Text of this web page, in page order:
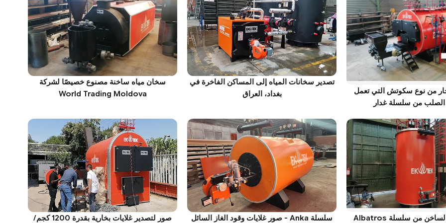
من نوع سكوتش التي تعمل
الصلب من سلسلة غدار
تصدير سخانات المياه إلى المساكن الفاخرة في
بغداد، العراق
سخان مياه ساخنة مصنوع خصيصًا لشركة
World Trading Moldova
غلايات الزيت الساخن من سلسلة Albatros
سلسلة Anka - صور غلايات وقود الغاز السائل
صور لتصدير غلايات بخارية بقدرة 1200 كجم/